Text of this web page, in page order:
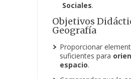
Sociales.
Objetivos
Geografía
Proporcionar
suficientes para
espacio.